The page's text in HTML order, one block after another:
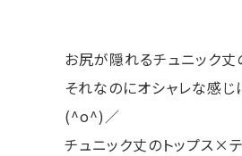
お尻が隠れるチュニック
それなのにオシャレな感じ
(^o^)／
チュニック丈のトップス×